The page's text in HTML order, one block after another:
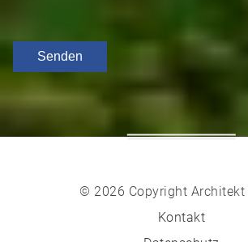
© 2026 Copyright Architekt
Kontakt